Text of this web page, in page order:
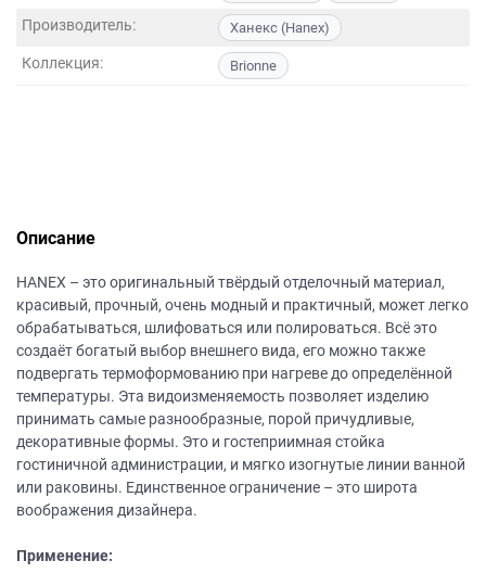
Производитель: Ханекс (Hanex)
Коллекция: Brionne
Описание
НANEХ – это оригинальный твёрдый отделочный материал,
красивый, прочный, очень модный и практичный, может легко
обрабатываться, шлифоваться или полироваться. Всё это
создаёт богатый выбор внешнего вида, его можно также
подвергать термоформованию при нагреве до определённой
температуры. Эта видоизменяемость позволяет изделию
принимать самые разнообразные, порой причудливые,
декоративные формы. Это и гостеприимная стойка
гостиничной администрации, и мягко изогнутые линии ванной
или раковины. Единственное ограничение – это широта
воображения дизайнера.
Применение: